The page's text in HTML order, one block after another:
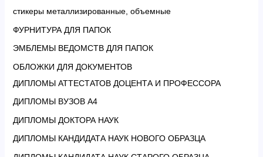
стикеры металлизированные, объемные
ФУРНИТУРА ДЛЯ ПАПОК
ЭМБЛЕМЫ ВЕДОМСТВ ДЛЯ ПАПОК
ОБЛОЖКИ ДЛЯ ДОКУМЕНТОВ
ДИПЛОМЫ АТТЕСТАТОВ ДОЦЕНТА И ПРОФЕССОРА
ДИПЛОМЫ ВУЗОВ А4
ДИПЛОМЫ ДОКТОРА НАУК
ДИПЛОМЫ КАНДИДАТА НАУК НОВОГО ОБРАЗЦА